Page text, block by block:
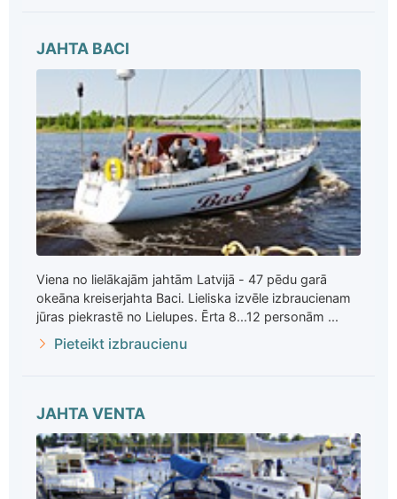
JAHTA BACI
Viena no lielākajām jahtām Latvijā - 47 pēdu garā
okeāna kreiserjahta Baci. Lieliska izvēle izbraucienam
jūras piekrastē no Lielupes. Ērta 8...12 personām ...
Pieteikt izbraucienu
JAHTA VENTA